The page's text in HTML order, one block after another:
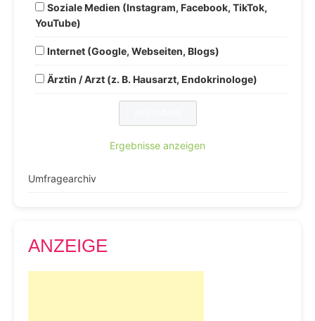
Soziale Medien (Instagram, Facebook, TikTok,
YouTube)
Internet (Google, Webseiten, Blogs)
Ärztin / Arzt (z. B. Hausarzt, Endokrinologe)
Ergebnisse anzeigen
Umfragearchiv
ANZEIGE